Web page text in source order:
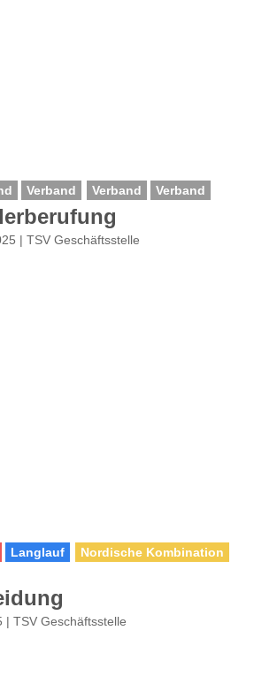
Verband Verband Verband
| TSV Geschäftsstelle
Langlauf
Nordische Kombination
| TSV Geschäftsstelle